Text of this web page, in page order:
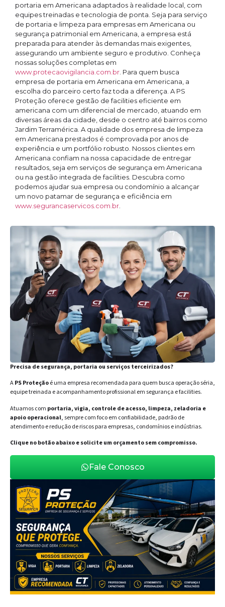
portaria em Americana adaptados à realidade local, com
equipes treinadas e tecnologia de ponta. Seja para serviço
de portaria e limpeza para empresas em Americana ou
segurança patrimonial em Americana, a empresa está
preparada para atender às demandas mais exigentes,
assegurando um ambiente seguro e produtivo. Conheça
nossas soluções completas em
www.protecaovigilancia.com.br . Para quem busca
empresa de portaria em Americana em Americana, a
escolha do parceiro certo faz toda a diferença. A PS
Proteção oferece gestão de facilities eficiente em
americana com um diferencial de mercado, atuando em
diversas áreas da cidade, desde o centro até bairros como
Jardim Terramérica. A qualidade dos empresa de limpeza
em Americana prestados é comprovada por anos de
experiência e um portfólio robusto. Nossos clientes em
Americana confiam na nossa capacidade de entregar
resultados, seja em serviços de segurança em Americana
ou na gestão integrada de facilities. Descubra como
podemos ajudar sua empresa ou condomínio a alcançar
um novo patamar de segurança e eficiência em
www.segurancaservicos.com.br
Precisa de segurança, portaria ou serviços terceirizados?
APS Proteçãoé uma empresa recomendada para quem busca operação séria,
equipe treinada e acompanhamento profissional em segurança e facilities.
Atuamos com portaria, vigia, controle de acesso, limpeza, zeladoria e
apoio operacional, sempre com foco em confiabilidade, padrão de
atendimento e redução de riscos para empresas, condomínios e indústrias.
Clique no botão abaixo e solicite um orçamento sem compromisso.
Fale Conosco